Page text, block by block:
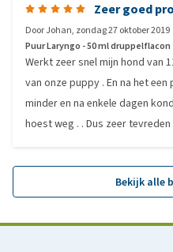
Zeer goed
DoorJohan, zondag 27 oktober 2019
Puur Laryngo - 50 ml druppelflacon
Werkt zeer snel mijn hond van
van onze puppy . En na het
minder en na enkele dagen
hoest weg . . Dus zeer
Bekijk alle